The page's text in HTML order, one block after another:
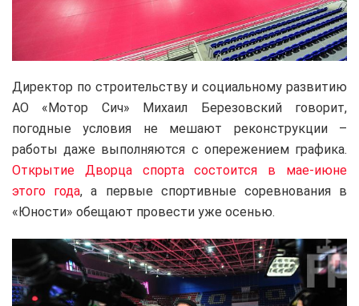
Директор по строительству и социальному развитию
АО «Мотор Сич» Михаил Березовский говорит,
погодные условия не мешают реконструкции –
работы даже выполняются с опережением графика.
Открытие Дворца спорта состоится в мае-июне
этого года, а первые спортивные соревнования в
«Юности» обещают провести уже осенью.